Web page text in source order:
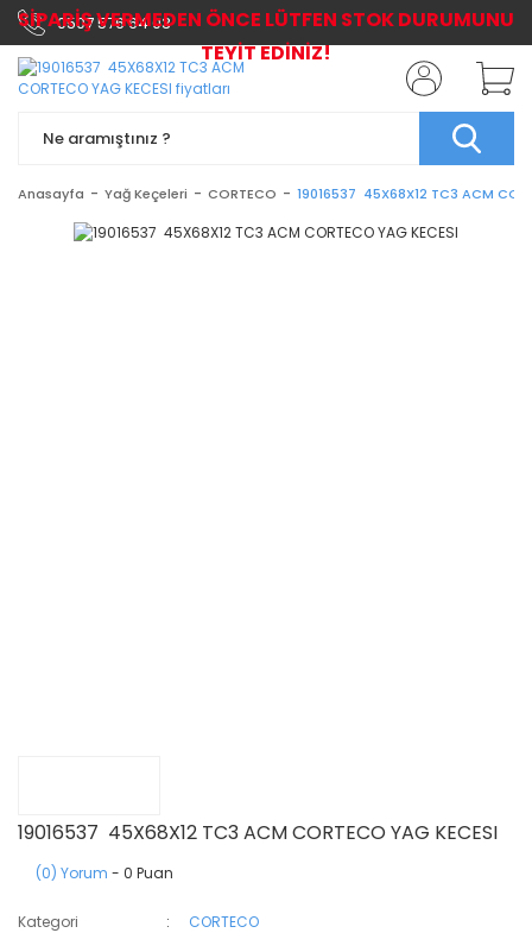
0507 576 64 03
Anasayfa Yağ Keçeleri CORTECO 19016537 45X68X12 TC3 ACM
19016537 45X68X12 TC3 ACM CORTECO YAG KECESI
(0) Yorum - 0 Puan
Kategori
CORTECO
SİPARİŞ VERMEDEN ÖNCE LÜTFEN STOK DURUMUNU
TEYİT EDİNİZ!